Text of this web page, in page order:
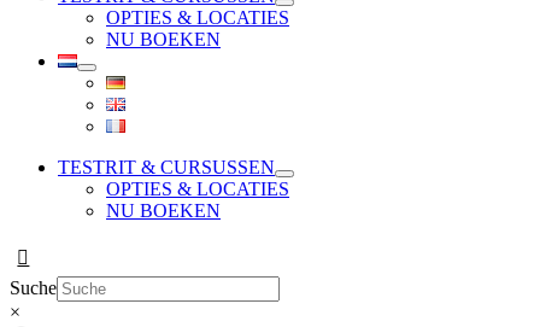
OPTIES & LOCATIES
NU BOEKEN
TESTRIT & CURSUSSEN
OPTIES & LOCATIES
NU BOEKEN
Suche
×